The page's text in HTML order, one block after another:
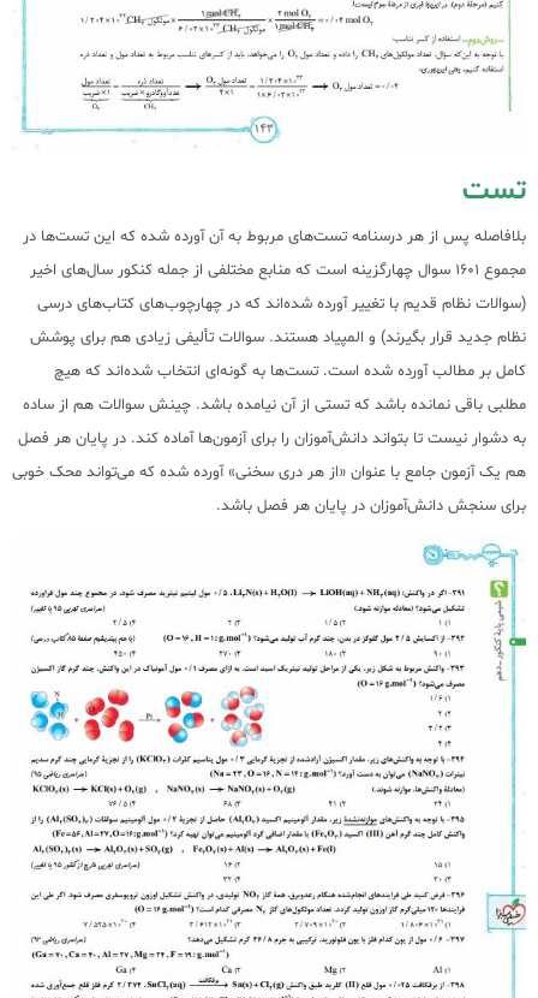
تست
بلافاصله پس از هر درسنامه تست‌های مربوط به آن آورده شده که این تست‌ها در
مجموع 1601 سوال چهارگزینه است که منابع مختلفی از جمله کنکور سال‌های اخیر
(سوالات نظام قدیم با تغییر آورده شده‌اند که در چهارچوب‌های کتاب‌های درسی
نظام جدید قرار بگیرند) و المپیاد هستند. سوالات تألیفی زیادی هم برای پوشش
کامل بر مطالب آورده شده است. تست‌ها به گونه‌ای انتخاب شده‌اند که هیچ
مطلبی باقی نمانده باشد که تستی از آن نیامده باشد. چینش سوالات هم از ساده
به دشوار نیست تا بتواند دانش‌آموزان را برای آزمون‌ها آماده کند. در پایان هر فصل
هم یک آزمون جامع با عنوان «از هر دری سخنی» آورده شده که می‌تواند محک خوبی
برای سنجش دانش‌آموزان در پایان هر فصل باشد.